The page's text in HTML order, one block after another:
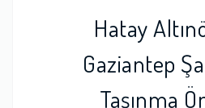
Hatay
Gaziantep
Taşınma